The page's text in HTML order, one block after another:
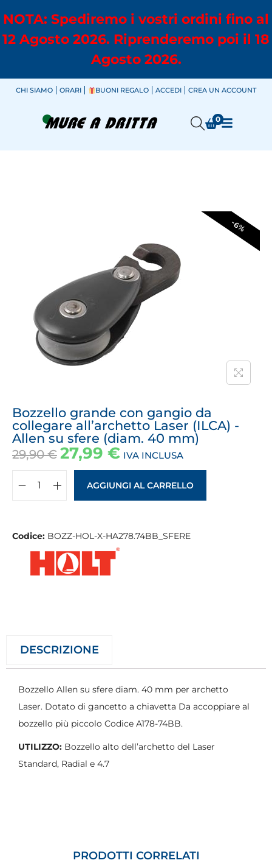
NOTA: Spediremo i vostri ordini fino al
12 Agosto 2026. Riprenderemo poi il 18
Agosto 2026.
CHI SIAMO ORARI BUONI REGALO ACCEDI CREA UN ACCOUNT
0
-6%
Bozzello grande con gangio da
collegare all’archetto Laser (ILCA) -
Allen su sfere (diam. 40 mm)
29,90€ 27,99 € IVA INCLUSA
AGGIUNGI AL CARRELLO
Codice: BOZZ-HOL-X-HA278.74BB_SFERE
DESCRIZIONE
Bozzello Allen su sfere diam. 40 mm per archetto
Laser. Dotato di gancetto a chiavetta Da accoppiare al
bozzello più piccolo Codice A178-74BB.
UTILIZZO: Bozzello alto dell’archetto del Laser
Standard, Radial e 4.7
PRODOTTI CORRELATI